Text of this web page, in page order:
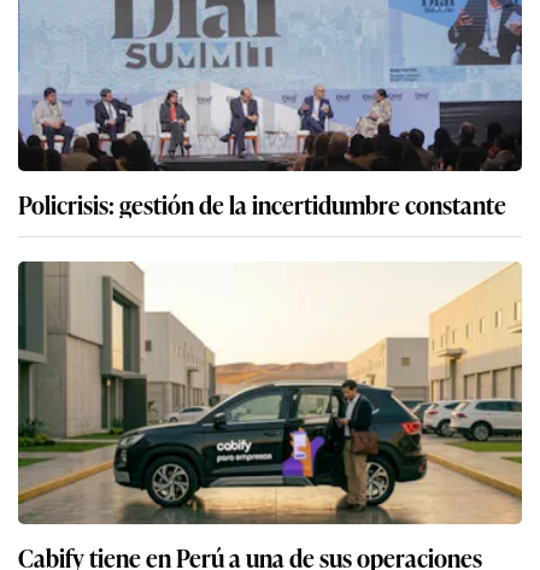
Policrisis: gestión de la incertidumbre constante
Cabify tiene en Perú a una de sus operaciones